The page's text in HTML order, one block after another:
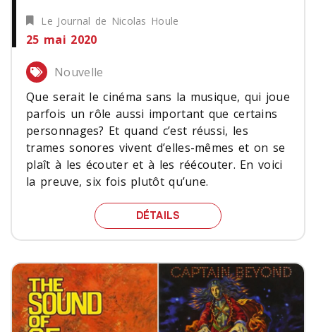
Le Journal de Nicolas Houle
25 mai 2020
Nouvelle
Que serait le cinéma sans la musique, qui joue
parfois un rôle aussi important que certains
personnages? Et quand c’est réussi, les
trames sonores vivent d’elles-mêmes et on se
plaît à les écouter et à les réécouter. En voici
la preuve, six fois plutôt qu’une.
DÉTAILS SIX TRAMES SONORES